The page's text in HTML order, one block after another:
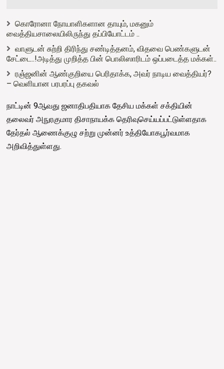
கொரோனா நோயாளிகளான தாயும், மகனும்
வைத்தியசாலையிலிருந்து தப்பியோட்டம் ..
வாளுடன் சுற்றி திரிந்து சண்டித்தனம், விதவை பெண்களுடன்
சேட்டை..!அடித்து முறித்த பின் பொலிஸாரிடம் ஒப்படைத்த மக்கள்..
ரஞ்ஜனின் ஆண்குறியை பெரிதாக்க, அவர் நாடிய வைத்தியர்?
– வெளியான பரபரப்பு தகவல்
நாட்டின் 9ஆவது ஜனாதிபதியாக தேசிய மக்கள் சக்தியின்
தலைவர் அநுரகுமார திசாநாயக்க தெரிவுசெய்யப்பட்டுள்ளதாக
தேர்தல் ஆணைக்குழு சற்று முன்னர் உத்தியோகபூர்வமாக
அறிவித்துள்ளது.